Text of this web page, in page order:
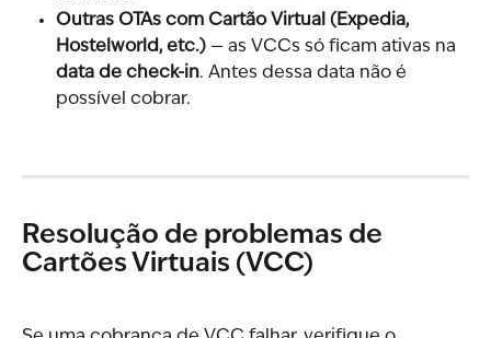
Outras OTAs com Cartão Virtual (Expedia,
Hostelworld, etc.) — as VCCs só ficam ativas na
data de check-in. Antes dessa data não é
possível cobrar.
Resolução de problemas de
Cartões Virtuais (VCC)